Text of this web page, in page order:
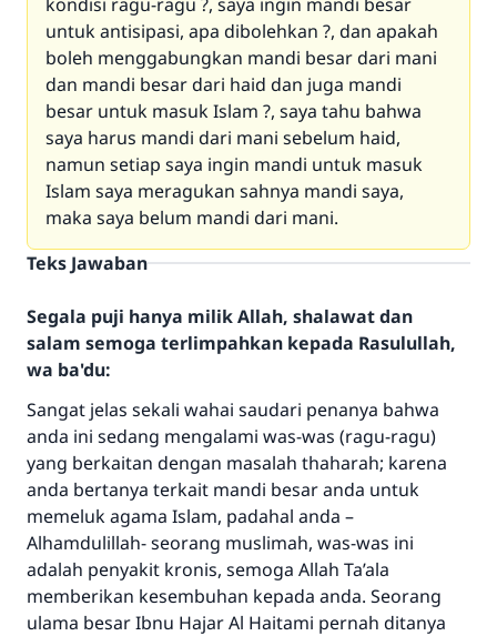
untuk antisipasi, apa dibolehkan ?, dan apakah
boleh menggabungkan mandi besar dari mani
dan mandi besar dari haid dan juga mandi
besar untuk masuk Islam ?, saya tahu bahwa
saya harus mandi dari mani sebelum haid,
namun setiap saya ingin mandi untuk masuk
Islam saya meragukan sahnya mandi saya,
maka saya belum mandi dari mani.
Teks Jawaban
Segala puji hanya milik Allah, shalawat dan
salam semoga terlimpahkan kepada Rasulullah,
wa ba'du:
Sangat jelas sekali wahai saudari penanya bahwa
anda ini sedang mengalami was-was (ragu-ragu)
yang berkaitan dengan masalah thaharah; karena
anda bertanya terkait mandi besar anda untuk
memeluk agama Islam, padahal anda –
Alhamdulillah- seorang muslimah, was-was ini
adalah penyakit kronis, semoga Allah Ta’ala
memberikan kesembuhan kepada anda. Seorang
ulama besar Ibnu Hajar Al Haitami pernah ditanya